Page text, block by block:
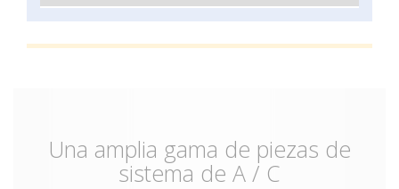
Una amplia gama de piezas de
sistema de A / C